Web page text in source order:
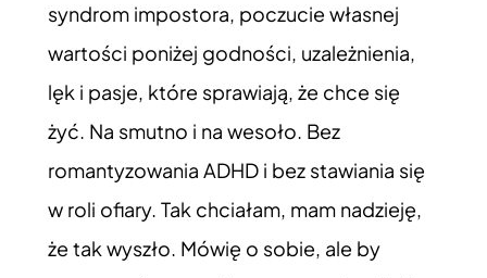
syndrom impostora, poczucie własnej
wartości poniżej godności, uzależnienia,
lęk i pasje, które sprawiają, że chce się
żyć. Na smutno i na wesoło. Bez
romantyzowania ADHD i bez stawiania się
w roli ofiary. Tak chciałam, mam nadzieję,
że tak wyszło. Mówię o sobie, ale by